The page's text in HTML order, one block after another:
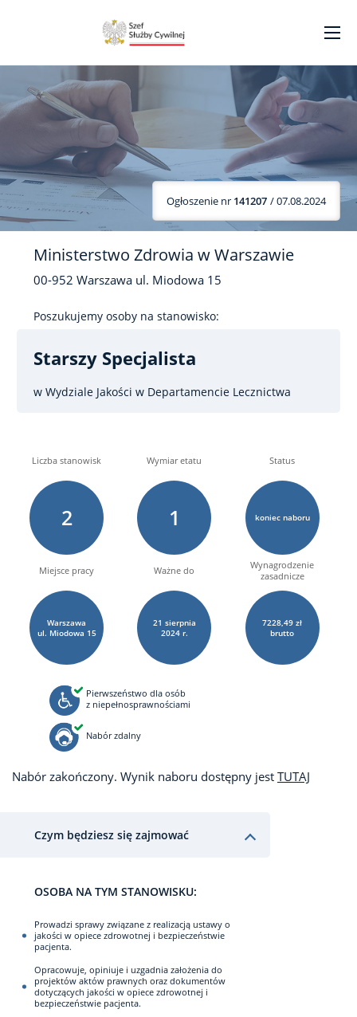
Ogłoszenie nr 141207 / 07.08.2024
Ministerstwo Zdrowia w Warszawie
00-952 Warszawa ul. Miodowa 15
Poszukujemy osoby na stanowisko:
Starszy Specjalista
w Wydziale Jakości w Departamencie Lecznictwa
Liczba stanowisk
2
Wymiar etatu
1
Status
koniec naboru
Miejsce pracy
Warszawa
ul. Miodowa 15
Ważne do
21 sierpnia
2024 r.
Wynagrodzenie
zasadnicze
7228,49 zł
brutto
Pierwszeństwo dla osób
z niepełnosprawnościami
Nabór zdalny
Nabór zakończony. Wynik naboru dostępny jest TUTAJ
Czym będziesz się zajmować
OSOBA NA TYM STANOWISKU:
Prowadzi sprawy związane z realizacją ustawy o
jakości w opiece zdrowotnej i bezpieczeństwie
pacjenta.
Opracowuje, opiniuje i uzgadnia założenia do
projektów aktów prawnych oraz dokumentów
dotyczących jakości w opiece zdrowotnej i
bezpieczeństwie pacjenta.